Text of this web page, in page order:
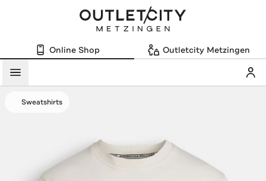
Online Shop Outletcity Metzingen
Menü
Sweatshirts